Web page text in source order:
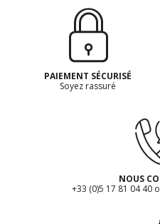
PAIEMENT SÉCURISÉ
Soyez rassuré
NOUS
+33 (0)5 17 81 04 40